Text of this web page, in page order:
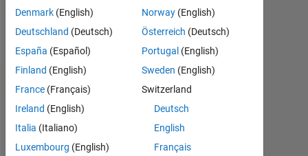
Follow
Dashboard
Statistik
MATLAB Answers
Denmark (English)
Deutschland (Deutsch)
España (Español)
Finland (English)
France (Français)
Ireland (English)
Italia (Italiano)
Luxembourg (English)
Norway (English)
Österreich (Deutsch)
Portugal (English)
Sweden (English)
Switzerland
Deutsch
English
Français